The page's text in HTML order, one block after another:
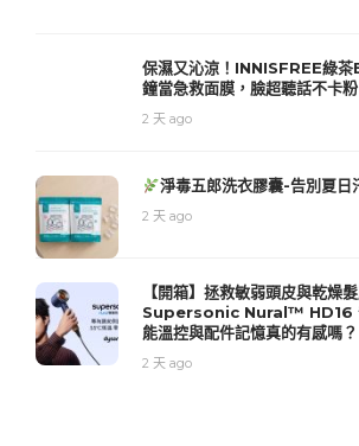
保濕又沁涼！INNISFREE綠
鐘當急救面膜，臉超聽話不卡粉
2 天 ago
淨毒五郎洗衣膠囊-告別夏日
2 天 ago
【開箱】拯救敏弱頭皮與乾燥
Supersonic Nural™ HD16
能溫控與配件記憶真的有感嗎？
2 天 ago